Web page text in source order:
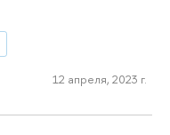
12 апреля, 2023 г.